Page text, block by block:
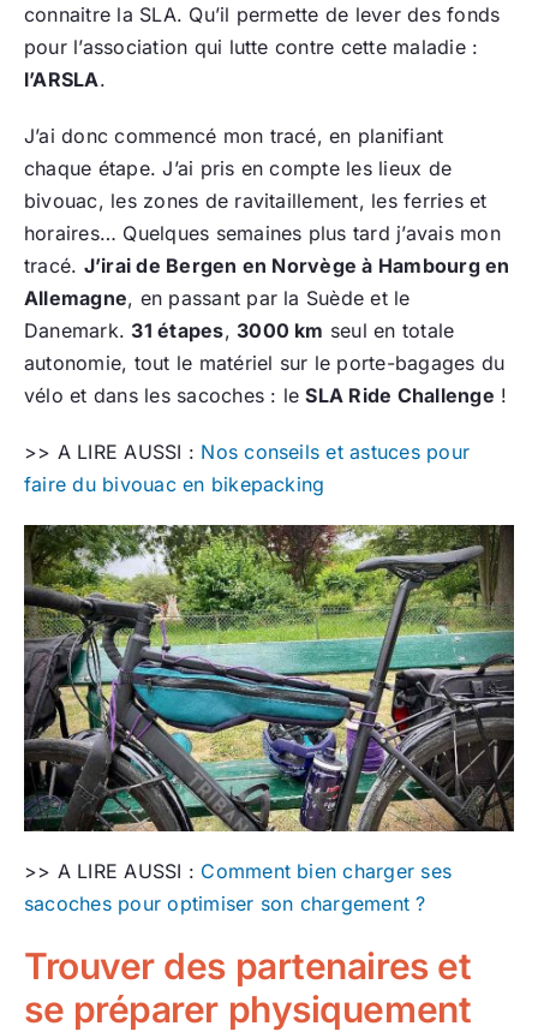
connaitre la SLA. Qu’il permette de lever des fonds
pour l’association qui lutte contre cette maladie :
l’ARSLA.
J’ai donc commencé mon tracé, en planifiant
chaque étape. J’ai pris en compte les lieux de
bivouac, les zones de ravitaillement, les ferries et
horaires… Quelques semaines plus tard j’avais mon
tracé. J’irai de Bergen en Norvège à Hambourg en
Allemagne, en passant par la Suède et le
Danemark. 31 étapes, 3000 km seul en totale
autonomie, tout le matériel sur le porte-bagages du
vélo et dans les sacoches : leSLA Ride Challenge !
>> A LIRE AUSSI : Nos conseils et astuces pour
faire du bivouac en bikepacking
>> A LIRE AUSSI : Comment bien charger ses
sacoches pour optimiser son chargement ?
Trouver des partenaires et
se préparer physiquement